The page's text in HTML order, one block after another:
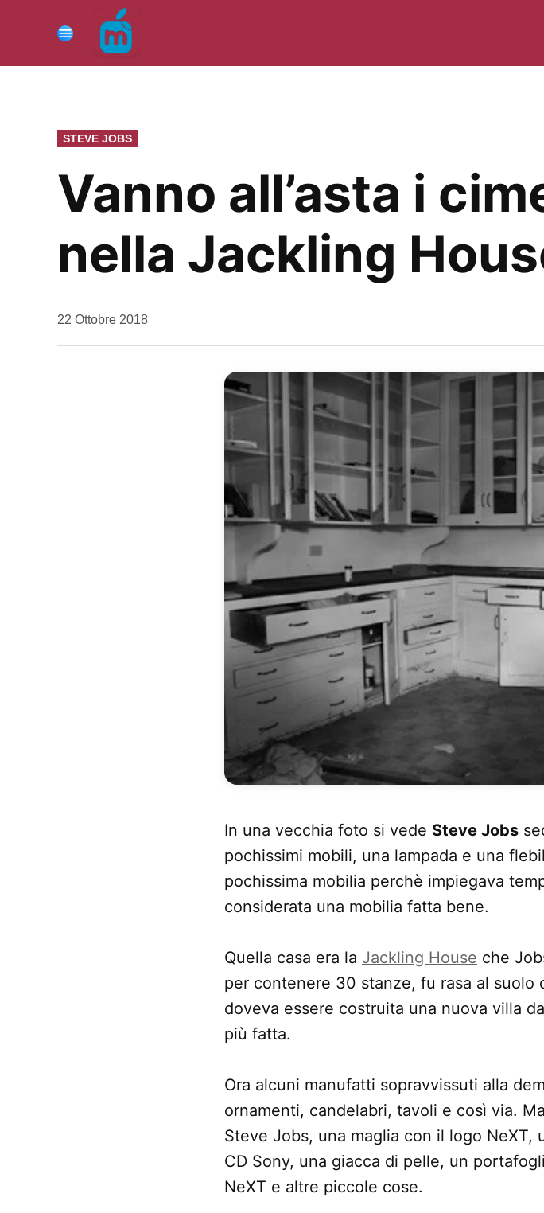
contenuto
Menu
PUBBLICATO
IN
STEVE JOBS
Vanno all’asta i
nella Jackling
da
22 Ottobre 2018
In una vecchia foto si vede Steve Jobs
pochissimi mobili, una lampada e una
pochissima mobilia perchè impiegava
considerata una mobilia fatta bene.
Quella casa era la Jackling House che
per contenere 30 stanze, fu rasa al suolo
doveva essere costruita una nuova villa
più fatta.
Ora alcuni manufatti sopravvissuti alla
ornamenti, candelabri, tavoli e così via.
Steve Jobs, una maglia con il logo
CD Sony, una giacca di pelle, un
NeXT e altre piccole cose.